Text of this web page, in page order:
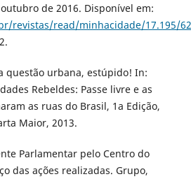
de 2016. Disponível em:
revistas/read/minhacidade/17.195/
questão urbana, estúpido! In:
Rebeldes: Passe livre e as
as ruas do Brasil, 1a Edição,
Maior, 2013.
Parlamentar pelo Centro do
das ações realizadas. Grupo,